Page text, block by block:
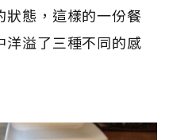
狀態，這樣的一份餐
洋溢了三種不同的感